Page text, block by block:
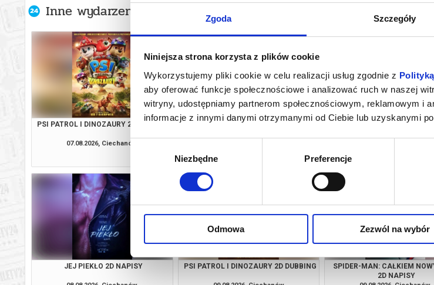
Zgoda Szczegóły
Niniejsza strona korzysta z plików cookie
Wykorzystujemy pliki cookie w celu realizacji usług zgodnie z
aby oferować funkcje społecznościowe i analizować ruch w naszej
witryny, udostępniamy partnerom społecznościowym, reklamowym i
informacje z innymi danymi otrzymanymi od Ciebie lub uzyskanymi
Wybór
Niezbędne Preferencje
Odmowa Zezwól na wybór
Inne wydarzenia organizatora
PSI PATROL I DINOZAURY 2D DUBBING
07.08.2026, Ciechanów
SPIDER-MAN: CAŁKIEM NOWY DZIEŃ
kup bilet
JEJ PIEKŁO 2D NAPISY
JEJ PIEKŁO 2D NAPISY PSI PATROL I DINOZAURY 2D DUBBING
SPIDER-MAN: CAŁKIEM
2D NAPISY